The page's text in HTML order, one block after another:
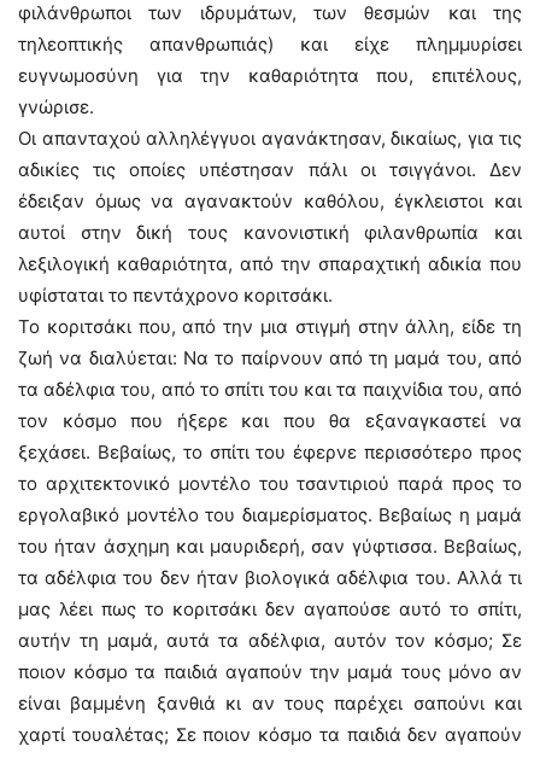
φιλάνθρωποι των ιδρυμάτων, των θεσμών και της
τηλεοπτικής απανθρωπιάς) και είχε πλημμυρίσει
ευγνωμοσύνη για την καθαριότητα που, επιτέλους,
γνώρισε.
Οι απανταχού αλληλέγγυοι αγανάκτησαν, δικαίως, για τις
αδικίες τις οποίες υπέστησαν πάλι οι τσιγγάνοι. Δεν
έδειξαν όμως να αγανακτούν καθόλου, έγκλειστοι και
αυτοί στην δική τους κανονιστική φιλανθρωπία και
λεξιλογική καθαριότητα, από την σπαραχτική αδικία που
υφίσταται το πεντάχρονο κοριτσάκι.
Το κοριτσάκι που, από την μια στιγμή στην άλλη, είδε τη
ζωή να διαλύεται: Να το παίρνουν από τη μαμά του, από
τα αδέλφια του, από το σπίτι του και τα παιχνίδια του, από
τον κόσμο που ήξερε και που θα εξαναγκαστεί να
ξεχάσει. Βεβαίως, το σπίτι του έφερνε περισσότερο προς
το αρχιτεκτονικό μοντέλο του τσαντιριού παρά προς το
εργολαβικό μοντέλο του διαμερίσματος. Βεβαίως η μαμά
του ήταν άσχημη και μαυριδερή, σαν γύφτισσα. Βεβαίως,
τα αδέλφια του δεν ήταν βιολογικά αδέλφια του. Αλλά τι
μας λέει πως το κοριτσάκι δεν αγαπούσε αυτό το σπίτι,
αυτήν τη μαμά, αυτά τα αδέλφια, αυτόν τον κόσμο; Σε
ποιον κόσμο τα παιδιά αγαπούν την μαμά τους μόνο αν
είναι βαμμένη ξανθιά κι αν τους παρέχει σαπούνι και
χαρτί τουαλέτας; Σε ποιον κόσμο τα παιδιά δεν αγαπούν